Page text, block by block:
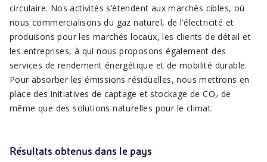
circulaire. Nos activités s’étendent aux marchés cibles, où
nous commercialisons du gaz naturel, de l’électricité et
produisons pour les marchés locaux, les clients de détail et
les entreprises, à qui nous proposons également des
services de rendement énergétique et de mobilité durable.
Pour absorber les émissions résiduelles, nous mettrons en
place des initiatives de captage et stockage de CO₂ de
même que des solutions naturelles pour le climat.
Résultats obtenus dans le pays